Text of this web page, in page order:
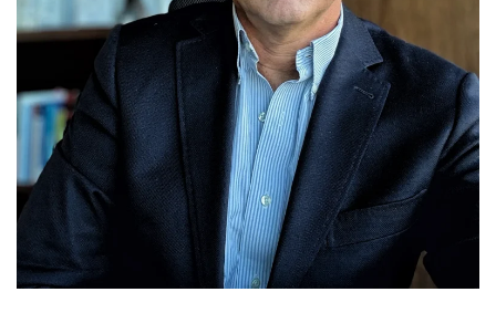
Cómics
Cultura
Diccionario portátil de la literatura chilena
Documentos
Fragmentos
Gran reserva